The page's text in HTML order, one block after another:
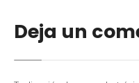
Deja un